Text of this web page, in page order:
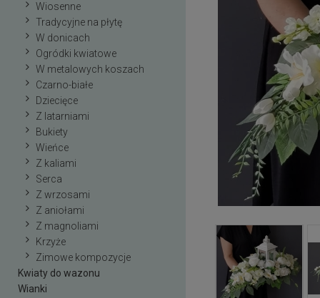
Wiosenne
Tradycyjne na płytę
W donicach
Ogródki kwiatowe
W metalowych koszach
Czarno-białe
Dziecięce
Z latarniami
Bukiety
Wieńce
Z kaliami
Serca
Z wrzosami
Z aniołami
Z magnoliami
Krzyże
Zimowe kompozycje
Kwiaty do wazonu
Wianki